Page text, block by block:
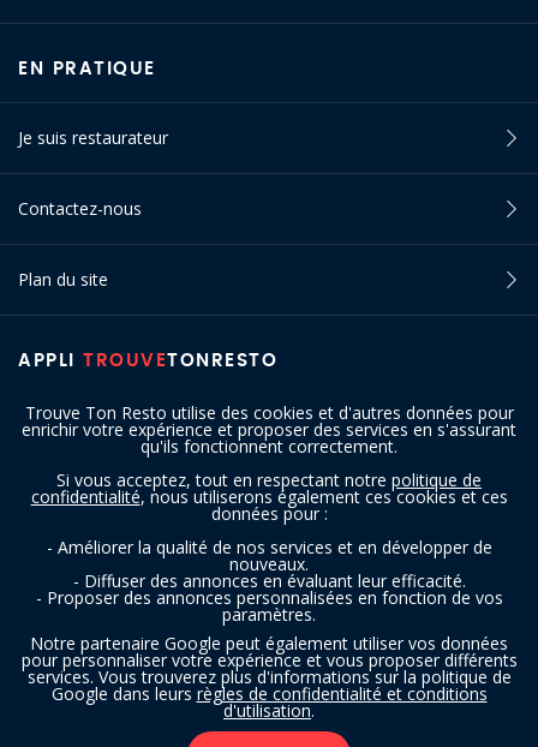
Trouve Ton Resto utilise des cookies et d'autres données pour
enrichir votre expérience et proposer des services en s'assurant
qu'ils fonctionnent correctement.
Si vous acceptez, tout en respectant notre politique de
confidentialité, nous utiliserons également ces cookies et ces
données pour :
- Améliorer la qualité de nos services et en développer de
nouveaux.
- Diffuser des annonces en évaluant leur efficacité.
- Proposer des annonces personnalisées en fonction de vos
paramètres.
Notre partenaire Google peut également utiliser vos données
pour personnaliser votre expérience et vous proposer différents
services. Vous trouverez plus d'informations sur la politique de
Google dans leurs règles de confidentialité et conditions
d'utilisation.
APPLI TROUVETONRESTO
EN PRATIQUE
Je suis restaurateur
Contactez-nous
Plan du site
SUIVEZ-NOUS
Copyright © 2016 - 2026 trouvetonresto.be ‐ Tous droits réservés | JDC
Resto SRL | Rue de Mettet 12 - 5640 Mettet (Belgique)